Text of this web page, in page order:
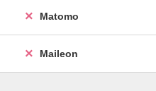
Matomo
Maileon